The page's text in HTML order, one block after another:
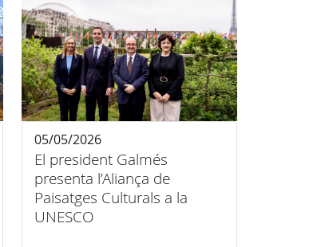
El president Galmés
presenta l’Aliança de
Paisatges Culturals a la
UNESCO
05/05/2026